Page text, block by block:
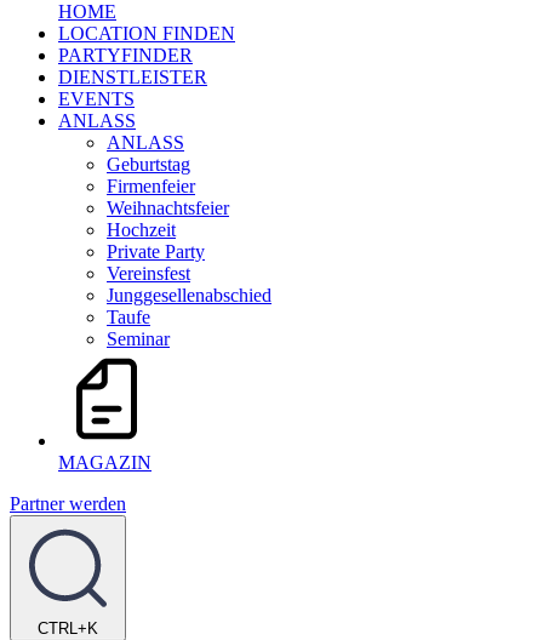
HOME
LOCATION FINDEN
PARTYFINDER
DIENSTLEISTER
EVENTS
ANLASS
ANLASS
Geburtstag
Firmenfeier
Weihnachtsfeier
Hochzeit
Private Party
Vereinsfest
Junggesellenabschied
Taufe
Seminar
MAGAZIN
Partner werden
CTRL+K